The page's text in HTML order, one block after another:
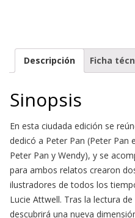
Descripción Ficha
Sinopsis
En esta ciudada edición se
dedicó a Peter Pan (Peter Pan
Peter Pan y Wendy), y se
para ambos relatos crearon
ilustradores de todos los
Lucie Attwell. Tras la lectura
descubrirá una nueva